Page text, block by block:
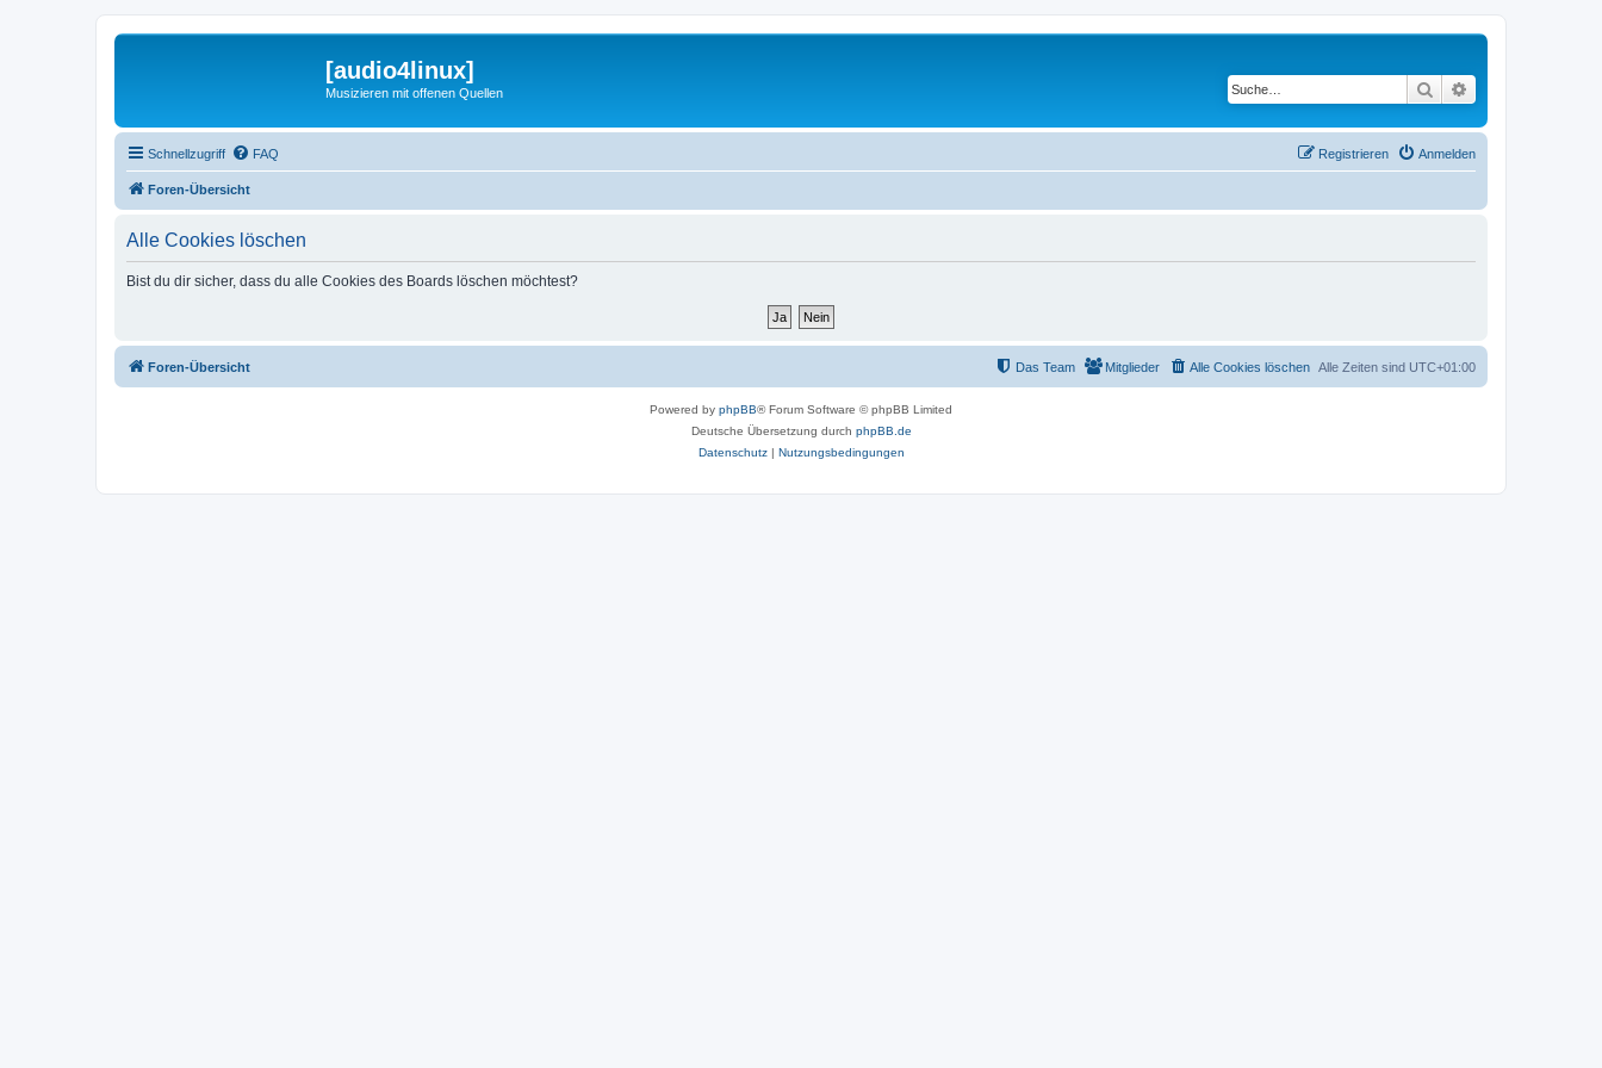
[audio4linux]
Musizieren mit offenen Quellen Suche
Schnellzugriff FAQ Anmelden
Registrieren
Foren-Übersicht
Alle Cookies löschen
Bist du dir sicher, dass du alle Cookies des Boards löschen möchtest?
Foren-Übersicht Alle Zeiten sind UTC+01:00
Alle Cookies löschen
Mitglieder
Das Team
Powered by phpBB® Forum Software © phpBB Limited
Deutsche Übersetzung durch phpBB.de
Datenschutz| Nutzungsbedingungen